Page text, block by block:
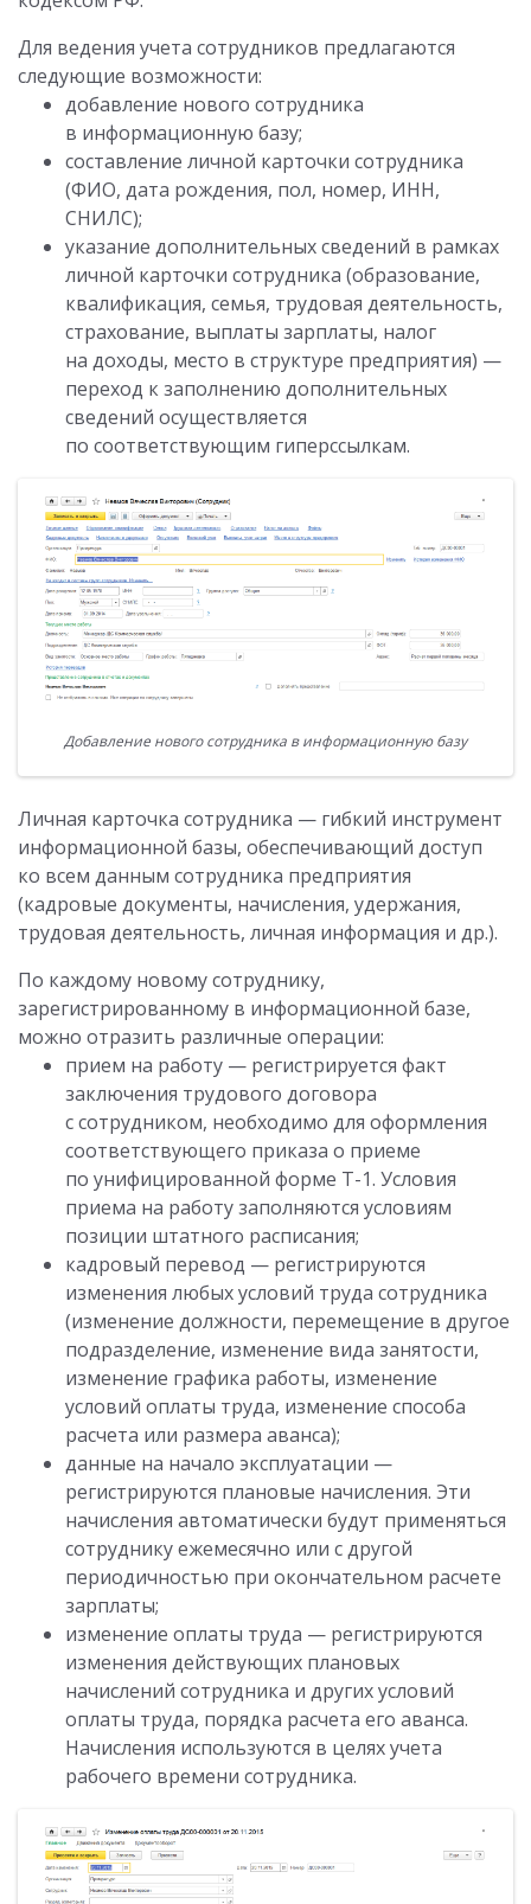
Для ведения учета сотрудников предлагаются
следующие возможности:
добавление нового сотрудника
в информационную базу;
составление личной карточки сотрудника
(ФИО, дата рождения, пол, номер, ИНН,
СНИЛС);
указание дополнительных сведений в рамках
личной карточки сотрудника (образование,
квалификация, семья, трудовая деятельность,
страхование, выплаты зарплаты, налог
на доходы, место в структуре предприятия) —
переход к заполнению дополнительных
сведений осуществляется
по соответствующим гиперссылкам.
Добавление нового сотрудника в информационную базу
Личная карточка сотрудника — гибкий инструмент
информационной базы, обеспечивающий доступ
ко всем данным сотрудника предприятия
(кадровые документы, начисления, удержания,
трудовая деятельность, личная информация и др.).
По каждому новому сотруднику,
зарегистрированному в информационной базе,
можно отразить различные операции:
прием на работу — регистрируется факт
заключения трудового договора
с сотрудником, необходимо для оформления
соответствующего приказа о приеме
по унифицированной форме Т-1. Условия
приема на работу заполняются условиям
позиции штатного расписания;
кадровый перевод — регистрируются
изменения любых условий труда сотрудника
(изменение должности, перемещение в другое
подразделение, изменение вида занятости,
изменение графика работы, изменение
условий оплаты труда, изменение способа
расчета или размера аванса);
данные на начало эксплуатации —
регистрируются плановые начисления. Эти
начисления автоматически будут применяться
сотруднику ежемесячно или с другой
периодичностью при окончательном расчете
зарплаты;
изменение оплаты труда — регистрируются
изменения действующих плановых
начислений сотрудника и других условий
оплаты труда, порядка расчета его аванса.
Начисления используются в целях учета
рабочего времени сотрудника.